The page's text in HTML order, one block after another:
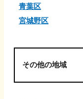
青葉区
宮城野区
その他の地域